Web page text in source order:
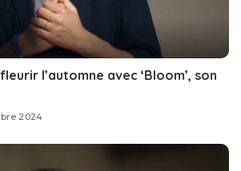
l’automne avec ‘Bloom’, son
2024